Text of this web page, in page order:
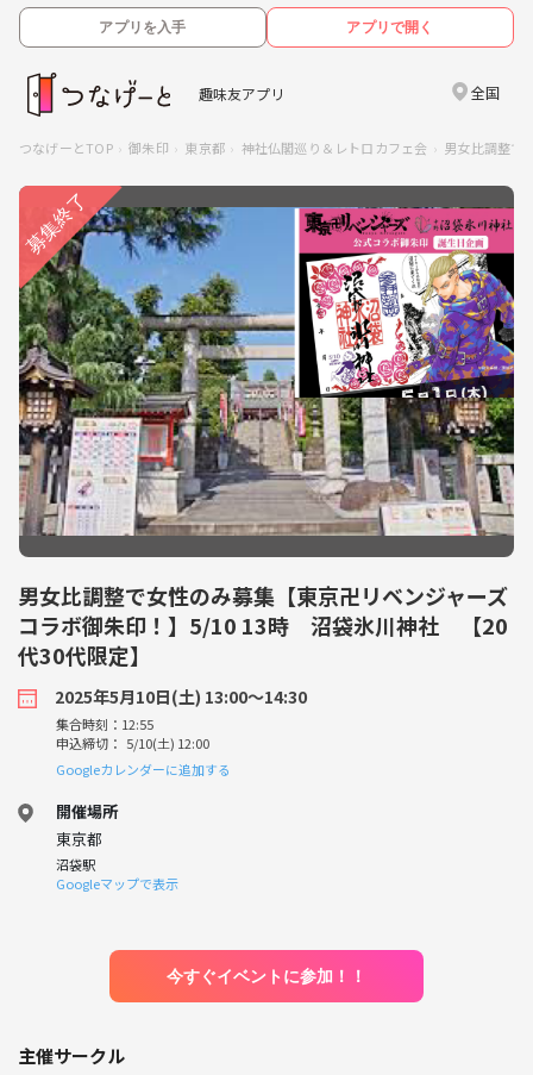
アプリを入手 アプリで開く
趣味友アプリ 全国
つなげーとTOP 御朱印 東京都 神社仏閣巡り＆レトロカフェ会 男女比調整で
男女比調整で女性のみ募集【東京卍リベンジャーズ
コラボ御朱印！】5/10 13時 沼袋氷川神社 【20
代30代限定】
2025年5月10日(土) 13:00〜14:30
集合時刻：12:55
申込締切： 5/10(土) 12:00
Googleカレンダーに追加する
開催場所
東京都
沼袋駅
Googleマップで表示
今すぐイベントに参加！！
主催サークル